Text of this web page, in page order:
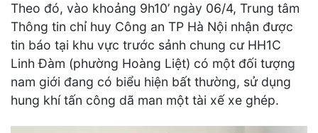
Theo đó, vào khoảng 9h10’ ngày 06/4, Trung tâm
Thông tin chỉ huy Công an TP Hà Nội nhận được
tin báo tại khu vực trước sảnh chung cư HH1C
Linh Đàm (phường Hoàng Liệt) có một đối tượng
nam giới đang có biểu hiện bất thường, sử dụng
hung khí tấn công dã man một tài xế xe ghép.